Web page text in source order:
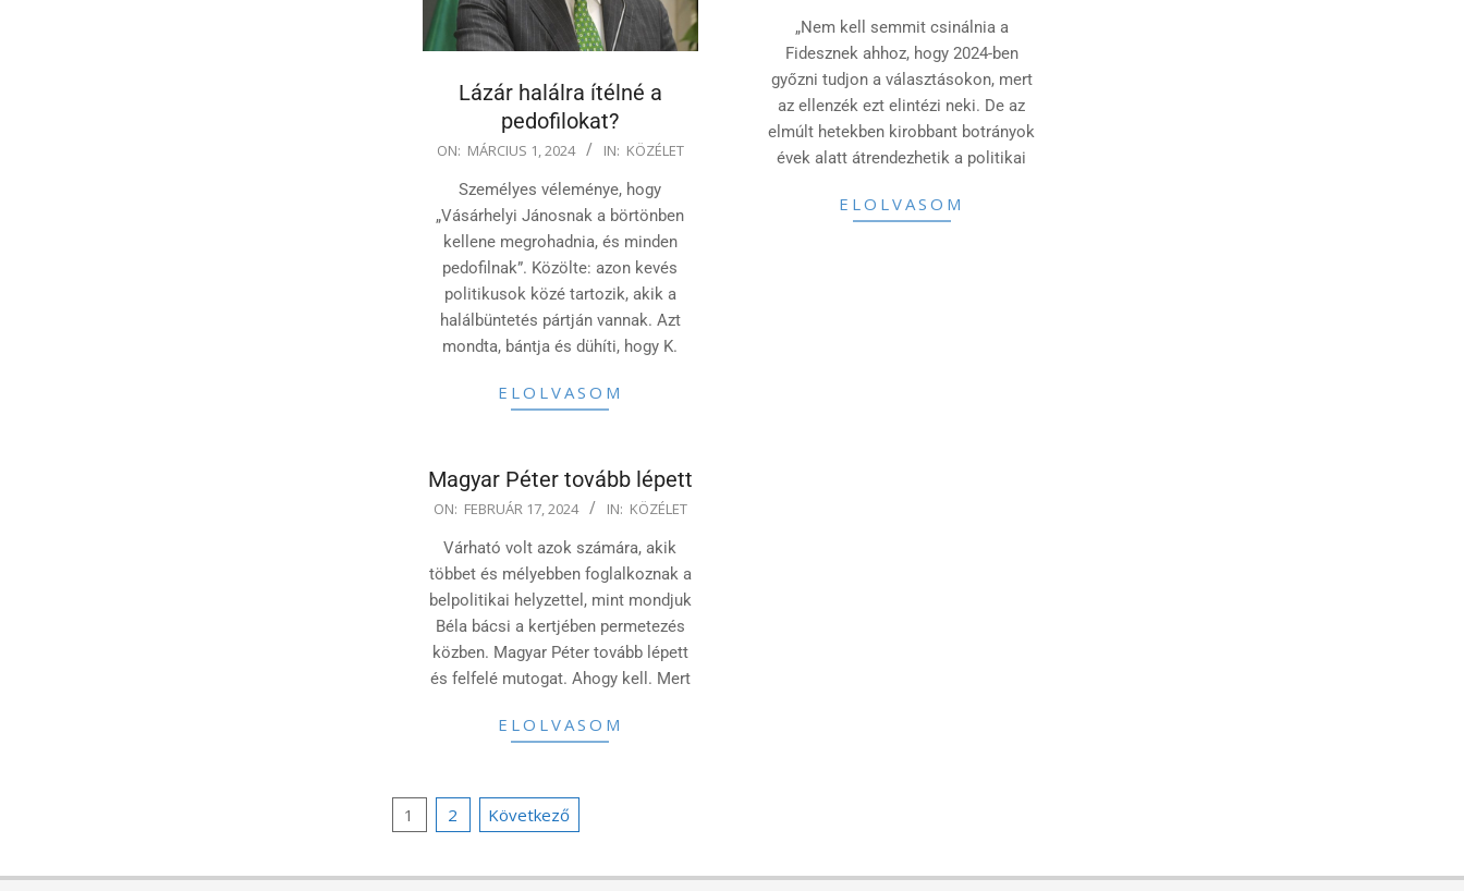
Lázár halálra ítélné a
pedofilokat?
2024-
ON: MÁRCIUS 1, 2024 IN: KÖZÉLET
Személyes véleménye, hogy
„Vásárhelyi Jánosnak a börtönben
kellene megrohadnia, és minden
pedofilnak”. Közölte: azon kevés
politikusok közé tartozik, akik a
halálbüntetés pártján vannak. Azt
mondta, bántja és dühíti, hogy K.
ELOLVASOM
„Nem kell semmit csinálnia a
Fidesznek ahhoz, hogy 2024-ben
győzni tudjon a választásokon, mert
az ellenzék ezt elintézi neki. De az
elmúlt hetekben kirobbant botrányok
évek alatt átrendezhetik a politikai
ELOLVASOM
Magyar Péter tovább lépett
2024-
ON: FEBRUÁR 17, 2024 IN: KÖZÉLET
Várható volt azok számára, akik
többet és mélyebben foglalkoznak a
belpolitikai helyzettel, mint mondjuk
Béla bácsi a kertjében permetezés
közben. Magyar Péter tovább lépett
és felfelé mutogat. Ahogy kell. Mert
ELOLVASOM
Bejegyzések
1 2 Következő